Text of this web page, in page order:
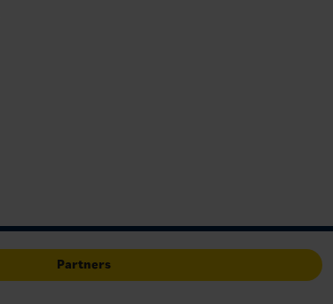
Partners